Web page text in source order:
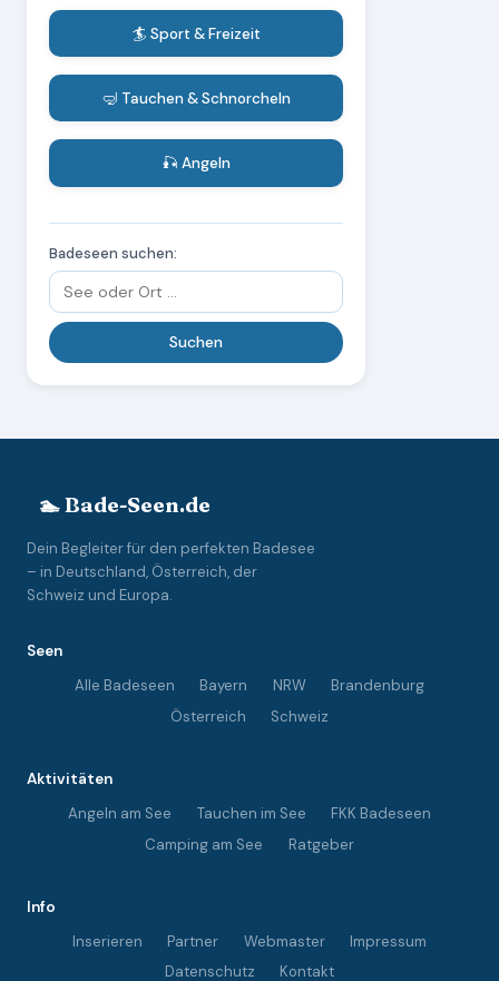
🏄 Sport & Freizeit
🤿 Tauchen & Schnorcheln
🎣 Angeln
Badeseen suchen:
🏊 Bade-Seen.de
Dein Begleiter für den perfekten Badesee
– in Deutschland, Österreich, der
Schweiz und Europa.
Seen
Alle Badeseen
Bayern NRW
Brandenburg
Österreich
Schweiz
Aktivitäten
Angeln am See
Tauchen im See
FKK Badeseen
Camping am See
Ratgeber
Info
Inserieren
Partner Webmaster
Impressum
Datenschutz
Kontakt